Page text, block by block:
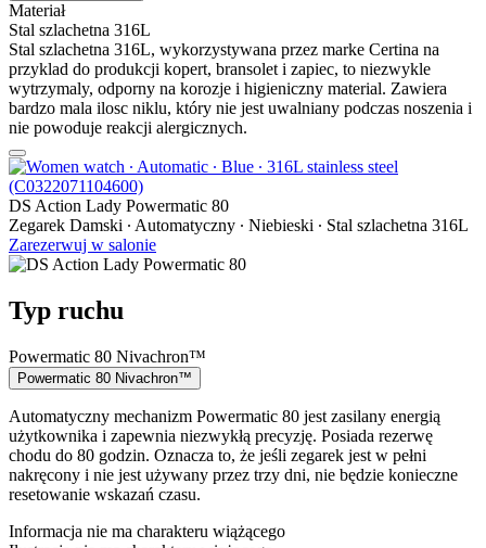
Materiał
Stal szlachetna 316L
Stal szlachetna 316L, wykorzystywana przez marke Certina na
przyklad do produkcji kopert, bransolet i zapiec, to niezwykle
wytrzymaly, odporny na korozje i higieniczny material. Zawiera
bardzo mala ilosc niklu, który nie jest uwalniany podczas noszenia i
nie powoduje reakcji alergicznych.
DS Action Lady Powermatic 80
Zegarek Damski ∙ Automatyczny ∙ Niebieski ∙ Stal szlachetna 316L
Zarezerwuj w salonie
Typ ruchu
Powermatic 80 Nivachron™
Powermatic 80 Nivachron™
Automatyczny mechanizm Powermatic 80 jest zasilany energią
użytkownika i zapewnia niezwykłą precyzję. Posiada rezerwę
chodu do 80 godzin. Oznacza to, że jeśli zegarek jest w pełni
nakręcony i nie jest używany przez trzy dni, nie będzie konieczne
resetowanie wskazań czasu.
Informacja nie ma charakteru wiążącego